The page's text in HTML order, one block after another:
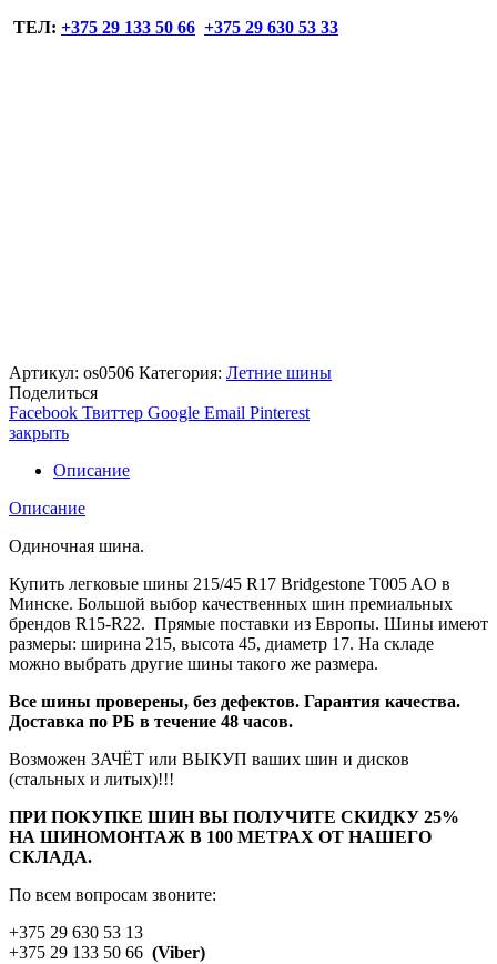
ТЕЛ: +375 29 133 50 66 +375 29 630 53 33
Артикул: os0506 Категория: Летние шины
Поделиться
Facebook Твиттер Google Email Pinterest
закрыть
Описание
Описание
Одиночная шина.
Купить легковые шины 215/45 R17 Bridgestone T005 AO в
Минске. Большой выбор качественных шин премиальных
брендов R15-R22. Прямые поставки из Европы. Шины имеют
размеры: ширина 215, высота 45, диаметр 17. На складе
можно выбрать другие шины такого же размера.
Все шины проверены, без дефектов. Гарантия качества.
Доставка по РБ в течение 48 часов.
Возможен ЗАЧЁТ или ВЫКУП ваших шин и дисков
(стальных и литых)!!!
ПРИ ПОКУПКЕ ШИН ВЫ ПОЛУЧИТЕ СКИДКУ 25%
НА ШИНОМОНТАЖ В 100 МЕТРАХ ОТ НАШЕГО
СКЛАДА.
По всем вопросам звоните:
+375 29 630 53 13
+375 29 133 50 66 (Viber)